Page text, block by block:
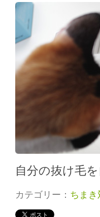
自分の抜け毛
カテゴリー： ちまき